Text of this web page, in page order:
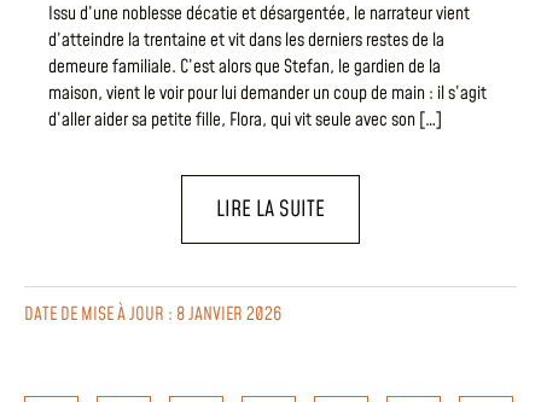
Issu d’une noblesse décatie et désargentée, le narrateur vient
d’atteindre la trentaine et vit dans les derniers restes de la
demeure familiale. C’est alors que Stefan, le gardien de la
maison, vient le voir pour lui demander un coup de main : il s’agit
d’aller aider sa petite fille, Flora, qui vit seule avec son […]
LIRE LA SUITE
DATE DE MISE À JOUR : 8 JANVIER 2026